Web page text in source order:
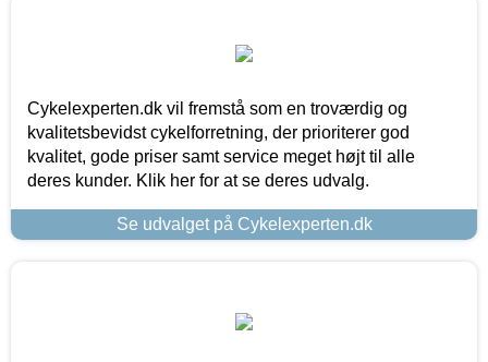
Cykelexperten.dk vil fremstå som en troværdig og
kvalitetsbevidst cykelforretning, der prioriterer god
kvalitet, gode priser samt service meget højt til alle
deres kunder. Klik her for at se deres udvalg.
Se udvalget på Cykelexperten.dk